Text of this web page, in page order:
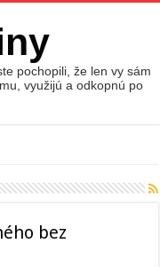
pochopili, že len vy sám
využijú a odkopnú po
bez